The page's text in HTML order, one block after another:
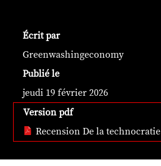
Écrit par
Greenwashingeconomy
Publié le
jeudi 19 février 2026
Version pdf
Recension De la technocratie